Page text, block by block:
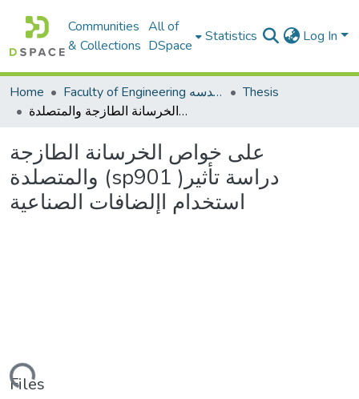
Communities
& Collections
All of
DSpace
Statistics Log In
Home Faculty of Engineering كلية الهندسه
Thesis
على خواص الخرسانة الطازجة والمتصلدة (sp901 )دراسة تأثير استخدام اإلضافات الصناعية
على خواص الخرسانة الطازجة
والمتصلدة (sp901 )دراسة تأثير
استخدام اإلضافات الصناعية
Files